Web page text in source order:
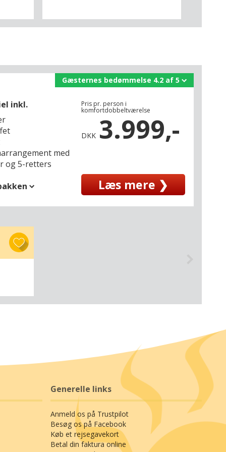
inkl.
med
og 5-retters
Pris pr. person i
komfortdobbeltværelse
DKK 3.999,-
Læs mere ❯
Gæsternes bedømmelse 4.2 af 5
Generelle links
Anmeld os på Trustpilot
Besøg os på Facebook
Køb et rejsegavekort
Betal din faktura online